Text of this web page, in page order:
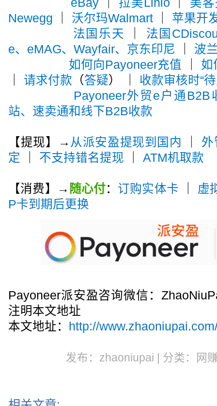
eBay｜ 拉美Linio
美
Newegg
沃尔玛Walmart
苹果开
法国乐天
法国
e、eMAG、Wayfair、京东印尼
波
如何向Payoneer充值
如
请求付款 （答疑） ｜ 收款审核时“
Payoneer外贸e户通B2B
站、速卖通和线下B2B收款
【提现】→ 从派安盈提现到国内
外
定
不支持错名提现 ｜ATM机取款
【消费】→ 随心付： 订购实体卡
虚
P卡到期后更换
Payoneer派安盈咨询微信：
注明本文地址
本文地址：
http://
发布：zhaoniupai | 分类：网